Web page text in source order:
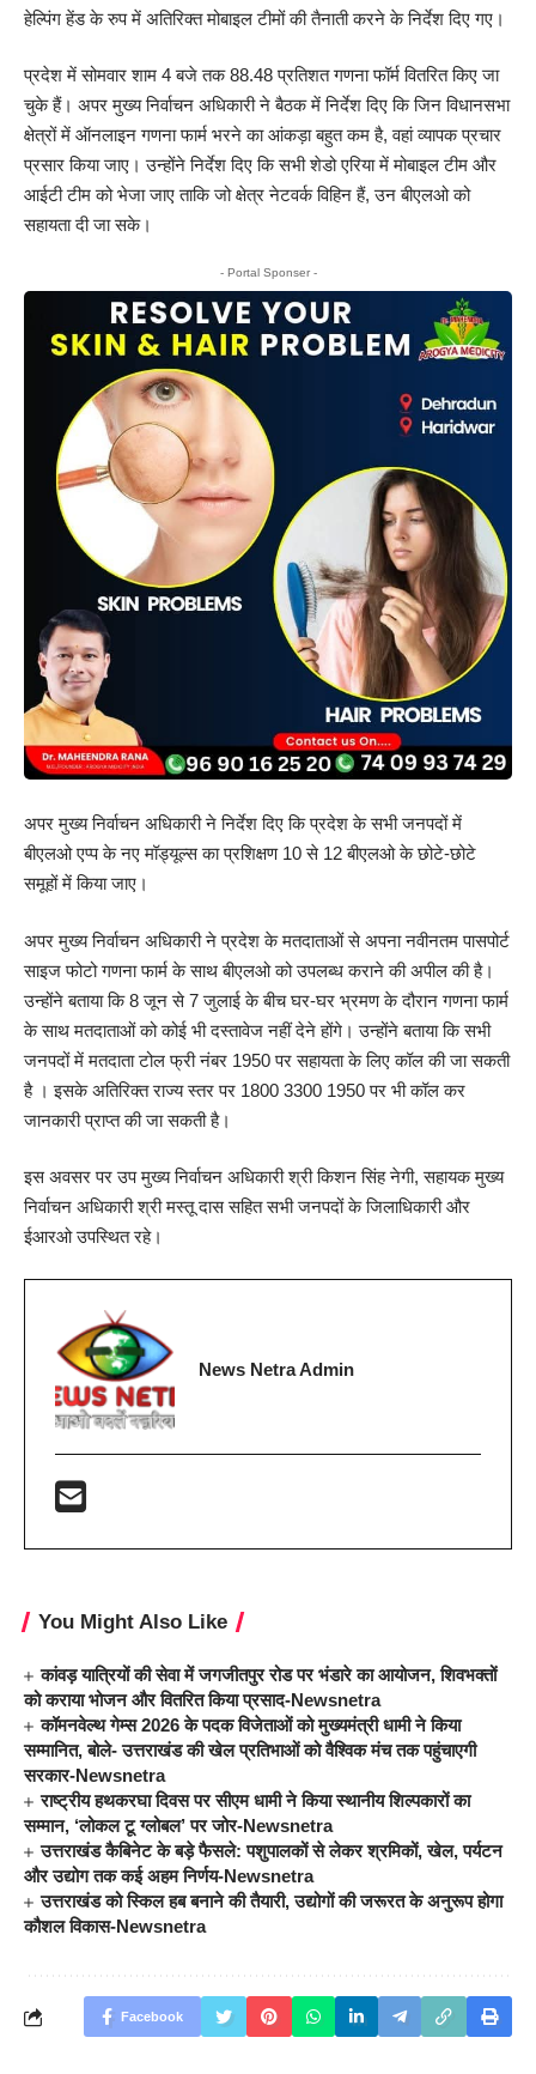
हेल्पिंग हेंड के रुप में अतिरिक्त मोबाइल टीमों की तैनाती करने के निर्देश दिए गए।
प्रदेश में सोमवार शाम 4 बजे तक 88.48 प्रतिशत गणना फॉर्म वितरित किए जा
चुके हैं। अपर मुख्य निर्वाचन अधिकारी ने बैठक में निर्देश दिए कि जिन विधानसभा
क्षेत्रों में ऑनलाइन गणना फार्म भरने का आंकड़ा बहुत कम है, वहां व्यापक प्रचार
प्रसार किया जाए। उन्होंने निर्देश दिए कि सभी शेडो एरिया में मोबाइल टीम और
आईटी टीम को भेजा जाए ताकि जो क्षेत्र नेटवर्क विहिन हैं, उन बीएलओ को
सहायता दी जा सके।
- Portal Sponser -
अपर मुख्य निर्वाचन अधिकारी ने निर्देश दिए कि प्रदेश के सभी जनपदों में
बीएलओ एप्प के नए मॉड्यूल्स का प्रशिक्षण 10 से 12 बीएलओ के छोटे-छोटे
समूहों में किया जाए।
अपर मुख्य निर्वाचन अधिकारी ने प्रदेश के मतदाताओं से अपना नवीनतम पासपोर्ट
साइज फोटो गणना फार्म के साथ बीएलओ को उपलब्ध कराने की अपील की है।
उन्होंने बताया कि 8 जून से 7 जुलाई के बीच घर-घर भ्रमण के दौरान गणना फार्म
के साथ मतदाताओं को कोई भी दस्तावेज नहीं देने होंगे। उन्होंने बताया कि सभी
जनपदों में मतदाता टोल फ्री नंबर 1950 पर सहायता के लिए कॉल की जा सकती
है । इसके अतिरिक्त राज्य स्तर पर 1800 3300 1950 पर भी कॉल कर
जानकारी प्राप्त की जा सकती है।
इस अवसर पर उप मुख्य निर्वाचन अधिकारी श्री किशन सिंह नेगी, सहायक मुख्य
निर्वाचन अधिकारी श्री मस्तू दास सहित सभी जनपदों के जिलाधिकारी और
ईआरओ उपस्थित रहे।
News Netra Admin
You Might Also Like
कांवड़ यात्रियों की सेवा में जगजीतपुर रोड पर भंडारे का आयोजन, शिवभक्तों
को कराया भोजन और वितरित किया प्रसाद-Newsnetra
कॉमनवेल्थ गेम्स 2026 के पदक विजेताओं को मुख्यमंत्री धामी ने किया
सम्मानित, बोले- उत्तराखंड की खेल प्रतिभाओं को वैश्विक मंच तक पहुंचाएगी
सरकार-Newsnetra
राष्ट्रीय हथकरघा दिवस पर सीएम धामी ने किया स्थानीय शिल्पकारों का
सम्मान, ‘लोकल टू ग्लोबल’ पर जोर-Newsnetra
उत्तराखंड कैबिनेट के बड़े फैसले: पशुपालकों से लेकर श्रमिकों, खेल, पर्यटन
और उद्योग तक कई अहम निर्णय-Newsnetra
उत्तराखंड को स्किल हब बनाने की तैयारी, उद्योगों की जरूरत के अनुरूप होगा
कौशल विकास-Newsnetra
Facebook